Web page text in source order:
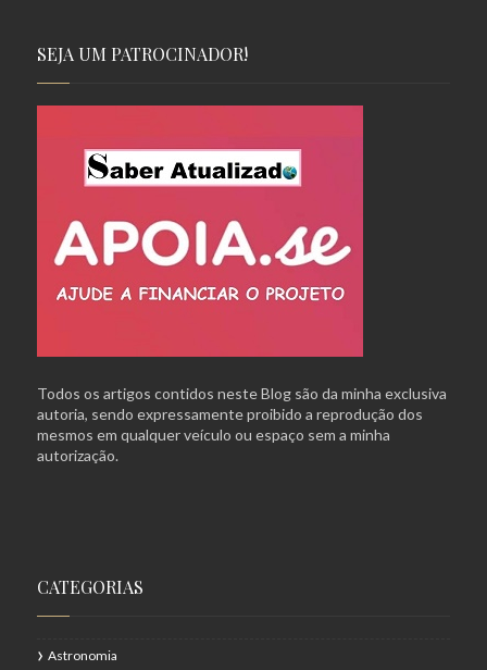
SEJA UM PATROCINADOR!
Todos os artigos contidos neste Blog são da minha exclusiva
autoria, sendo expressamente proibido a reprodução dos
mesmos em qualquer veículo ou espaço sem a minha
autorização.
CATEGORIAS
Astronomia